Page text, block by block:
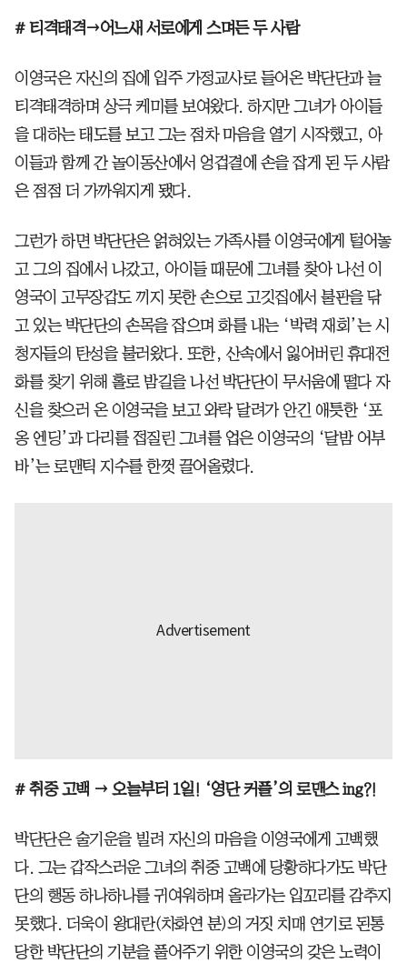
# 티격태격→어느새 서로에게 스며든 두 사람
이영국은 자신의 집에 입주 가정교사로 들어온 박단단과 늘
티격태격하며 상극 케미를 보여왔다. 하지만 그녀가 아이들
을 대하는 태도를 보고 그는 점차 마음을 열기 시작했고, 아
이들과 함께 간 놀이동산에서 엉겁결에 손을 잡게 된 두 사람
은 점점 더 가까워지게 됐다.
그런가 하면 박단단은 얽혀있는 가족사를 이영국에게 털어놓
고 그의 집에서 나갔고, 아이들 때문에 그녀를 찾아 나선 이
영국이 고무장갑도 끼지 못한 손으로 고깃집에서 불판을 닦
고 있는 박단단의 손목을 잡으며 화를 내는 ‘박력 재회’는 시
청자들의 탄성을 불러왔다. 또한, 산속에서 잃어버린 휴대전
화를 찾기 위해 홀로 밤길을 나선 박단단이 무서움에 떨다 자
신을 찾으러 온 이영국을 보고 와락 달려가 안긴 애틋한 ‘포
옹 엔딩’과 다리를 접질린 그녀를 업은 이영국의 ‘달밤 어부
바’는 로맨틱 지수를 한껏 끌어올렸다.
# 취중 고백 → 오늘부터 1일! ‘영단 커플’의 로맨스 ing?!
박단단은 술기운을 빌려 자신의 마음을 이영국에게 고백했
다. 그는 갑작스러운 그녀의 취중 고백에 당황하다가도 박단
단의 행동 하나하나를 귀여워하며 올라가는 입꼬리를 감추지
못했다. 더욱이 왕대란(차화연 분)의 거짓 치매 연기로 된통
당한 박단단의 기분을 풀어주기 위한 이영국의 갖은 노력이